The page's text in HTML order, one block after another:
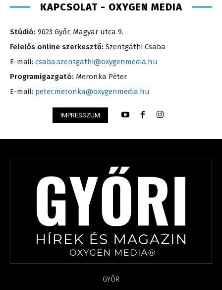
KAPCSOLAT - OXYGEN MEDIA
Stúdió: 9023 Győr, Magyar utca 9.
Felelős online szerkesztő: Szentgáthi Csaba
E-mail: csaba.szentgathi@oxygenmedia.hu
Programigazgató: Meronka Péter
E-mail: peter.meronka@oxygenmedia.hu
IMPRESSZUM
GYŐR